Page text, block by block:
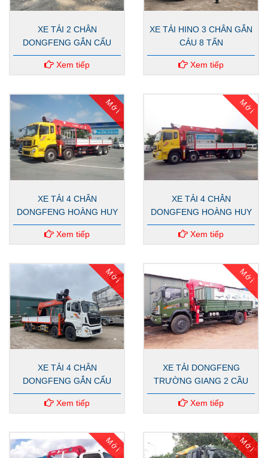
XE TẢI 2 CHÂN
DONGFENG GẮN CẨU
UNIC 5 TẤN 4 ĐỐT
Xem tiếp
XE TẢI HINO 3 CHÂN GẮN
CẢU 8 TẤN
Xem tiếp
Mới
XE TẢI 4 CHÂN
DONGFENG HOÀNG HUY
GẮN CẨU ANTOM 14 TẤN
Xem tiếp
Mới
XE TẢI 4 CHÂN
DONGFENG HOÀNG HUY
GẮN CẨU ANTOM 12 TẤN
Xem tiếp
Mới
XE TẢI 4 CHÂN
DONGFENG GẮN CẨU
KANGLIM 15 TẤN
Xem tiếp
Mới
XE TẢI DONGFENG
TRƯỜNG GIANG 2 CẦU
GẮN CẨU UNIC 5 TẤN 5
ĐOẠN
Xem tiếp
Mới Mới